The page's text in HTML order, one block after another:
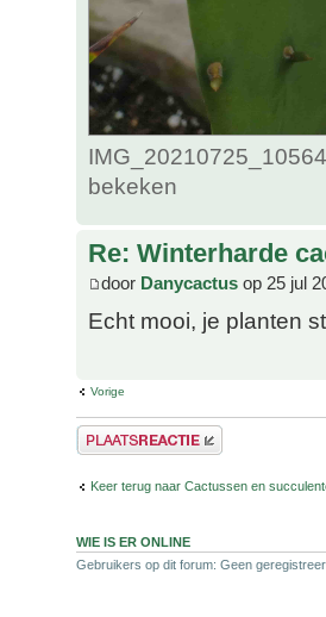
bekeken
Re: Winterharde
door Danycactus op 25 jul
Echt mooi, je planten
Vorige
Plaats een reactie
Keer terug naar Cactussen en
WIE IS ER ONLINE
Gebruikers op dit forum: Geen